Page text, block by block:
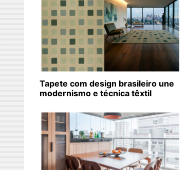
Tapete com design brasileiro une
modernismo e técnica têxtil